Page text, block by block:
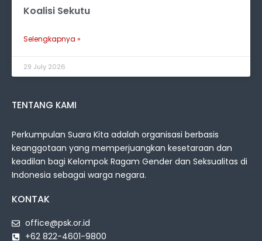
Koalisi Sekutu
Selengkapnya »
29 July 2026
TENTANG KAMI
Perkumpulan Suara Kita adalah organisasi berbasis
keanggotaan yang memperjuangkan kesetaraan dan
keadilan bagi Kelompok Ragam Gender dan Seksualitas di
Indonesia sebagai warga negara.
KONTAK
office@psk.or.id
+62 822-4601-9800